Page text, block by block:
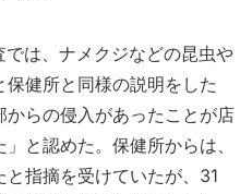
は、ナメクジなどの昆虫や
健所と同様の説明をした
らの侵入があったことが店
と認めた。保健所からは、
指摘を受けていたが、31